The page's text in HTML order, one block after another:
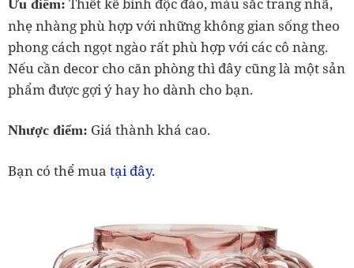
Ưu điểm:
nhẹ nhàng phù hợp với những không gian sống theo
phong cách ngọt ngào rất phù hợp với các cô nàng.
Nếu cần decor cho căn phòng thì đây cũng là một sản
phẩm được gợi ý hay ho dành cho bạn.
Nhược điểm: Giá thành khá cao.
Bạn có thể mua tại đây.